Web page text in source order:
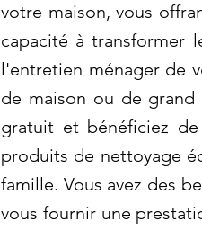
votre maison, vous
capacité à transformer
l'entretien ménager de
de maison ou de
gratuit et bénéficiez
produits de nettoyage
famille. Vous avez des
vous fournir une